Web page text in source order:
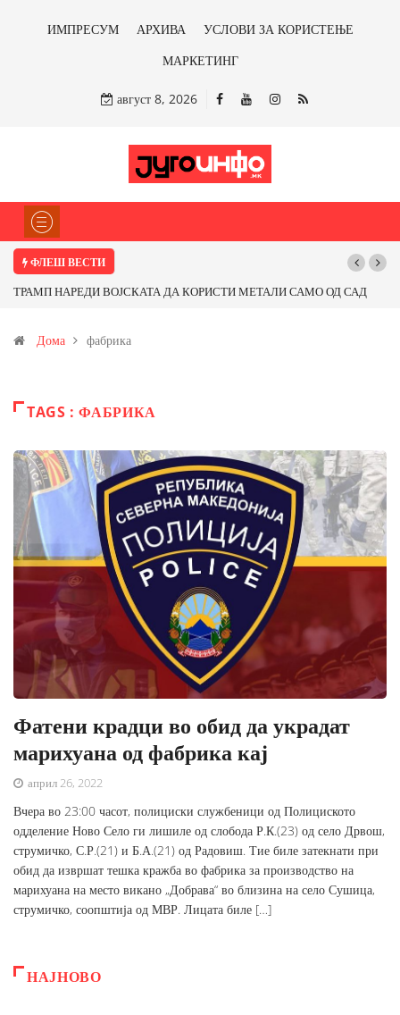
ИМПРЕСУМ АРХИВА
УСЛОВИ ЗА КОРИСТЕЊЕ
МАРКЕТИНГ
август 8, 2026
ФЛЕШ ВЕСТИ
ТРАМП НАРЕДИ ВОЈСКАТА ДА КОРИСТИ МЕТАЛИ САМО ОД САД
Иловица и со антимонот?
Дома фабрика
TAGS : ФАБРИКА
Фатени крадци во обид да украдат
марихуана од фабрика кај
април 26, 2022
Вчера во 23:00 часот, полициски службеници од Полициското
одделение Ново Село ги лишиле од слобода Р.К.(23) од село Дрвош,
струмичко, С.Р.(21) и Б.А.(21) од Радовиш. Тие биле затекнати при
обид да извршат тешка кражба во фабрика за производство на
марихуана на место викано „Добрава“ во близина на село Сушица,
струмичко, соопштија од МВР. Лицата биле […]
НАЈНОВО